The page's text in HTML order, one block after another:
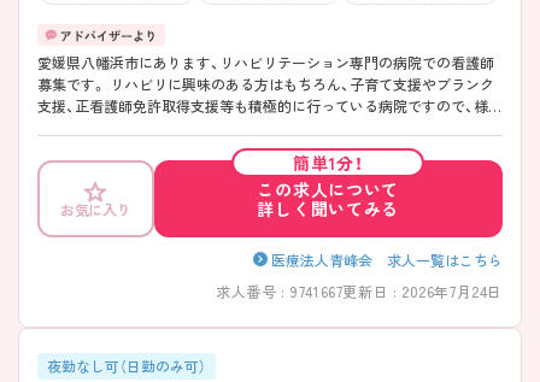
愛媛県八幡浜市にあります、リハビリテーション専門の病院での看護師
募集です。 リハビリに興味のある方はもちろん、子育て支援やブランク
支援、正看護師免許取得支援等も積極的に行っている病院ですので、様々
アドバイザーまでお気軽にお問い合わせください。
お気に入り
簡単1分！
この求人について
詳しく聞いてみる
医療法人青峰会 求人一覧はこちら
求人番号 : 9741667更新日 : 2026年7月24日
夜勤なし可（日勤のみ可）